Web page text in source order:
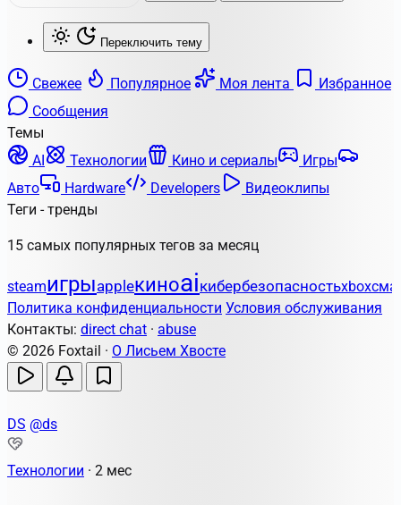
Переключить тему
Свежее Популярное Моя лента
Избранное
Сообщения
Темы
AI
Технологии Кино и сериалы
Игры
Авто
Hardware Developers
Видеоклипы
Теги - тренды
15 самых популярных тегов за месяц
steamигрыappleкиноaiкибербезопасностьxbox
Политика конфиденциальности Условия обслуживания
Контакты: direct chat · abuse
© 2026 Foxtail · О Лисьем Хвосте
DS @ds
Технологии · 2 мес